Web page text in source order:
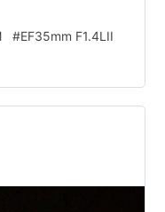
#EF35mm F1.4LII